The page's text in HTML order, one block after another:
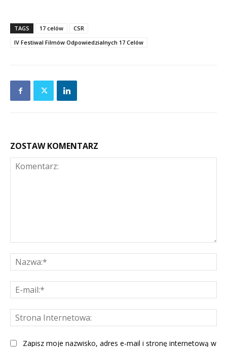
TAGS 17 celów
CSR
IV Festiwal Filmów Odpowiedzialnych 17 Celów
ZOSTAW KOMENTARZ
Zapisz moje nazwisko, adres e-mail i stronę internetową w